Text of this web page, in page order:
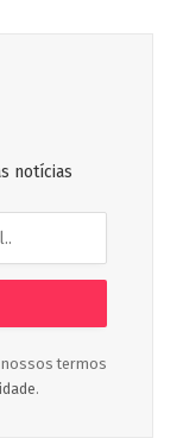
notícias
nossos termos
.